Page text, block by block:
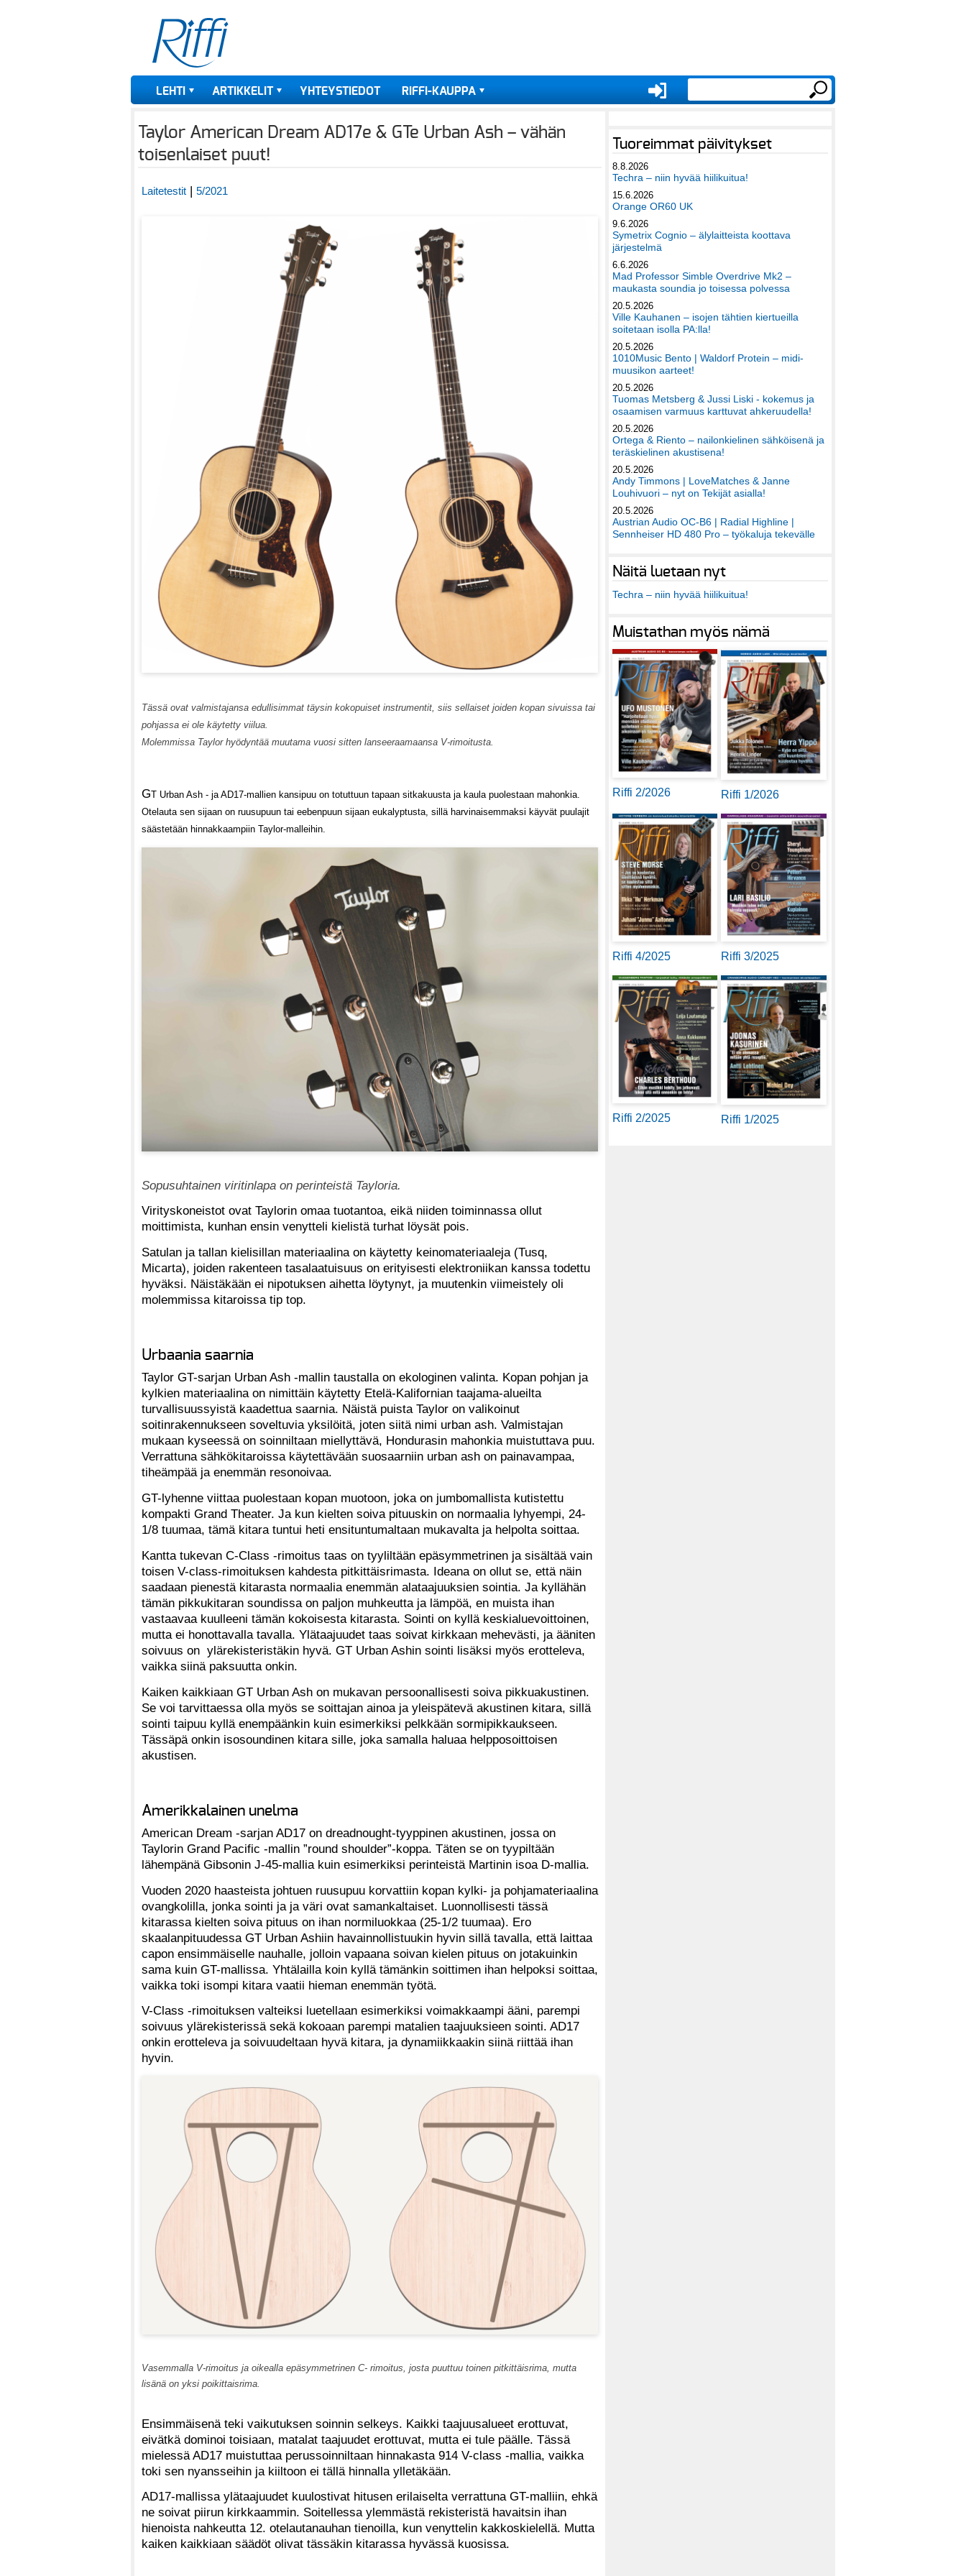
LEHTI ARTIKKELIT YHTEYSTIEDOT RIFFI-KAUPPA
Taylor American Dream AD17e & GTe Urban Ash – vähän
toisenlaiset puut!
Laitetestit | 5/2021
Tässä ovat valmistajansa edullisimmat täysin kokopuiset instrumentit, siis sellaiset joiden kopan sivuissa tai
pohjassa ei ole käytetty viilua.
Molemmissa Taylor hyödyntää muutama vuosi sitten lanseeraamaansa V-rimoitusta.
GT Urban Ash - ja AD17-mallien kansipuu on totuttuun tapaan sitkakuusta ja kaula puolestaan mahonkia.
Otelauta sen sijaan on ruusupuun tai eebenpuun sijaan eukalyptusta, sillä harvinaisemmaksi käyvät puulajit
säästetään hinnakkaampiin Taylor-malleihin.
Sopusuhtainen viritinlapa on perinteistä Tayloria.
Virityskoneistot ovat Taylorin omaa tuotantoa, eikä niiden toiminnassa ollut
moittimista, kunhan ensin venytteli kielistä turhat löysät pois.
Satulan ja tallan kielisillan materiaalina on käytetty keinomateriaaleja (Tusq,
Micarta), joiden rakenteen tasalaatuisuus on erityisesti elektroniikan kanssa todettu
hyväksi. Näistäkään ei nipotuksen aihetta löytynyt, ja muutenkin viimeistely oli
molemmissa kitaroissa tip top.
Urbaania saarnia
Taylor GT-sarjan Urban Ash -mallin taustalla on ekologinen valinta. Kopan pohjan ja
kylkien materiaalina on nimittäin käytetty Etelä-Kalifornian taajama-alueilta
turvallisuussyistä kaadettua saarnia. Näistä puista Taylor on valikoinut
soitinrakennukseen soveltuvia yksilöitä, joten siitä nimi urban ash. Valmistajan
mukaan kyseessä on soinniltaan miellyttävä, Hondurasin mahonkia muistuttava puu.
Verrattuna sähkökitaroissa käytettävään suosaarniin urban ash on painavampaa,
tiheämpää ja enemmän resonoivaa.
GT-lyhenne viittaa puolestaan kopan muotoon, joka on jumbomallista kutistettu
kompakti Grand Theater. Ja kun kielten soiva pituuskin on normaalia lyhyempi, 24-
1/8 tuumaa, tämä kitara tuntui heti ensituntumaltaan mukavalta ja helpolta soittaa.
Kantta tukevan C-Class -rimoitus taas on tyyliltään epäsymmetrinen ja sisältää vain
toisen V-class-rimoituksen kahdesta pitkittäisrimasta. Ideana on ollut se, että näin
saadaan pienestä kitarasta normaalia enemmän alataajuuksien sointia. Ja kyllähän
tämän pikkukitaran soundissa on paljon muhkeutta ja lämpöä, en muista ihan
vastaavaa kuulleeni tämän kokoisesta kitarasta. Sointi on kyllä keskialuevoittoinen,
mutta ei honottavalla tavalla. Ylätaajuudet taas soivat kirkkaan mehevästi, ja ääniten
soivuus on ylärekisteristäkin hyvä. GT Urban Ashin sointi lisäksi myös erotteleva,
vaikka siinä paksuutta onkin.
Kaiken kaikkiaan GT Urban Ash on mukavan persoonallisesti soiva pikkuakustinen.
Se voi tarvittaessa olla myös se soittajan ainoa ja yleispätevä akustinen kitara, sillä
sointi taipuu kyllä enempäänkin kuin esimerkiksi pelkkään sormipikkaukseen.
Tässäpä onkin isosoundinen kitara sille, joka samalla haluaa helpposoittoisen
akustisen.
Amerikkalainen unelma
American Dream -sarjan AD17 on dreadnought-tyyppinen akustinen, jossa on
Taylorin Grand Pacific -mallin ”round shoulder”-koppa. Täten se on tyypiltään
lähempänä Gibsonin J-45-mallia kuin esimerkiksi perinteistä Martinin isoa D-mallia.
Vuoden 2020 haasteista johtuen ruusupuu korvattiin kopan kylki- ja pohjamateriaalina
ovangkolilla, jonka sointi ja ja väri ovat samankaltaiset. Luonnollisesti tässä
kitarassa kielten soiva pituus on ihan normiluokkaa (25-1/2 tuumaa). Ero
skaalanpituudessa GT Urban Ashiin havainnollistuukin hyvin sillä tavalla, että laittaa
capon ensimmäiselle nauhalle, jolloin vapaana soivan kielen pituus on jotakuinkin
sama kuin GT-mallissa. Yhtälailla koin kyllä tämänkin soittimen ihan helpoksi soittaa,
vaikka toki isompi kitara vaatii hieman enemmän työtä.
V-Class -rimoituksen valteiksi luetellaan esimerkiksi voimakkaampi ääni, parempi
soivuus ylärekisterissä sekä kokoaan parempi matalien taajuuksieen sointi. AD17
onkin erotteleva ja soivuudeltaan hyvä kitara, ja dynamiikkaakin siinä riittää ihan
hyvin.
Vasemmalla V-rimoitus ja oikealla epäsymmetrinen C- rimoitus, josta puuttuu toinen pitkittäisrima, mutta
lisänä on yksi poikittaisrima.
Ensimmäisenä teki vaikutuksen soinnin selkeys. Kaikki taajuusalueet erottuvat,
eivätkä dominoi toisiaan, matalat taajuudet erottuvat, mutta ei tule päälle. Tässä
mielessä AD17 muistuttaa perussoinniltaan hinnakasta 914 V-class -mallia, vaikka
toki sen nyansseihin ja kiiltoon ei tällä hinnalla ylletäkään.
AD17-mallissa ylätaajuudet kuulostivat hitusen erilaiselta verrattuna GT-malliin, ehkä
ne soivat piirun kirkkaammin. Soitellessa ylemmästä rekisteristä havaitsin ihan
hienoista nahkeutta 12. otelautanauhan tienoilla, kun venyttelin kakkoskielellä. Mutta
kaiken kaikkiaan säädöt olivat tässäkin kitarassa hyvässä kuosissa.
Tuoreimmat päivitykset
8.8.2026
Techra – niin hyvää hiilikuitua!
15.6.2026
Orange OR60 UK
9.6.2026
Symetrix Cognio – älylaitteista koottava
järjestelmä
6.6.2026
Mad Professor Simble Overdrive Mk2 –
maukasta soundia jo toisessa polvessa
20.5.2026
Ville Kauhanen – isojen tähtien kiertueilla
soitetaan isolla PA:lla!
20.5.2026
1010Music Bento | Waldorf Protein – midi-
muusikon aarteet!
20.5.2026
Tuomas Metsberg & Jussi Liski - kokemus ja
osaamisen varmuus karttuvat ahkeruudella!
20.5.2026
Ortega & Riento – nailonkielinen sähköisenä ja
teräskielinen akustisena!
20.5.2026
Andy Timmons | LoveMatches & Janne
Louhivuori – nyt on Tekijät asialla!
20.5.2026
Austrian Audio OC-B6 | Radial Highline |
Sennheiser HD 480 Pro – työkaluja tekevälle
Näitä luetaan nyt
Techra – niin hyvää hiilikuitua!
Muistathan myös nämä
Riffi 2/2026 Riffi 1/2026
Riffi 4/2025 Riffi 3/2025
Riffi 2/2025 Riffi 1/2025